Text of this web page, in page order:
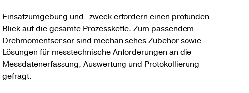
Einsatzumgebung und -zweck erfordern einen profunden
Blick auf die gesamte Prozesskette. Zum passendem
Drehmomentsensor sind mechanisches Zubehör sowie
Lösungen für messtechnische Anforderungen an die
Messdatenerfassung, Auswertung und Protokollierung
gefragt.